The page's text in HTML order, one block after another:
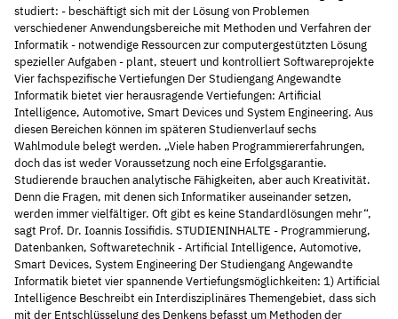
studiert: - beschäftigt sich mit der Lösung von Problemen
verschiedener Anwendungsbereiche mit Methoden und Verfahren der
Informatik - notwendige Ressourcen zur computergestützten Lösung
spezieller Aufgaben - plant, steuert und kontrolliert Softwareprojekte
Vier fachspezifische Vertiefungen Der Studiengang Angewandte
Informatik bietet vier herausragende Vertiefungen: Artificial
Intelligence, Automotive, Smart Devices und System Engineering. Aus
diesen Bereichen können im späteren Studienverlauf sechs
Wahlmodule belegt werden. „Viele haben Programmiererfahrungen,
doch das ist weder Voraussetzung noch eine Erfolgsgarantie.
Studierende brauchen analytische Fähigkeiten, aber auch Kreativität.
Denn die Fragen, mit denen sich Informatiker auseinander setzen,
werden immer vielfältiger. Oft gibt es keine Standardlösungen mehr“,
sagt Prof. Dr. Ioannis Iossifidis. STUDIENINHALTE - Programmierung,
Datenbanken, Softwaretechnik - Artificial Intelligence, Automotive,
Smart Devices, System Engineering Der Studiengang Angewandte
Informatik bietet vier spannende Vertiefungsmöglichkeiten: 1) Artificial
Intelligence Beschreibt ein Interdisziplinäres Themengebiet, dass sich
mit der Entschlüsselung des Denkens befasst um Methoden der